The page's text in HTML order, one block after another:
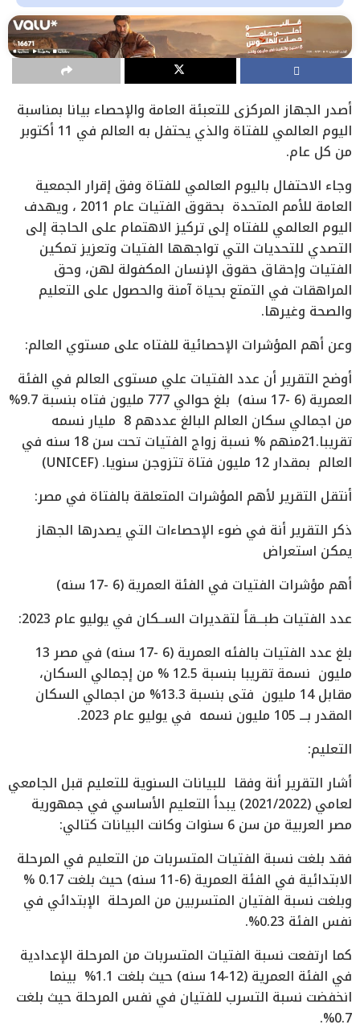
أصدر الجهاز المركزي للتعبئة العامة والإحصاء بيانا بمناسبة
اليوم العالمي للفتاة والذي يحتفل به العالم في 11 أكتوبر
من كل عام.
وجاء الاحتفال باليوم العالمي للفتاة وفق إقرار الجمعية
العامة للأمم المتحدة بحقوق الفتيات عام 2011 ، ويهدف
اليوم العالمي للفتاه إلى تركيز الاهتمام على الحاجة إلى
التصدي للتحديات التي تواجهها الفتيات وتعزيز تمكين
الفتيات وإحقاق حقوق الإنسان المكفولة لهن، وحق
المراهقات في التمتع بحياة آمنة والحصول على التعليم
والصحة وغيرها.
وعن أهم المؤشرات الإحصائية للفتاه على مستوي العالم:
أوضح التقرير أن عدد الفتيات علي مستوى العالم في الفئة
العمرية (6 -17 سنه) بلغ حوالي 777 مليون فتاه بنسبة 9.7%
من اجمالي سكان العالم البالغ عددهم 8 مليار نسمه
تقريبا.21منهم % نسبة زواج الفتيات تحت سن 18 سنه في
العالم بمقدار 12 مليون فتاة تتزوجن سنويا. (UNICEF)
أنتقل التقرير لأهم المؤشرات المتعلقة بالفتاة في مصر:
ذكر التقرير أنة في ضوء الإحصاءات التي يصدرها الجهاز
يمكن استعراض
أهم مؤشرات الفتيات في الفئة العمرية (6 -17 سنه)
عدد الفتيات طبـــقاً لتقديرات الســكان في يوليو عام 2023:
بلغ عدد الفتيات بالفئه العمرية (6 -17 سنه) في مصر 13
مليون نسمة تقريبا بنسبة 12.5 % من إجمالي السكان،
مقابل 14 مليون فتى بنسبة 13.3% من اجمالي السكان
المقدر بـــ 105 مليون نسمه في يوليو عام 2023.
التعليم:
أشار التقرير أنة وفقا للبيانات السنوية للتعليم قبل الجامعي
لعامي (2021/2022) يبدأ التعليم الأساسي في جمهورية
مصر العربية من سن 6 سنوات وكانت البيانات كتالي:
فقد بلغت نسبة الفتيات المتسربات من التعليم في المرحلة
الابتدائية في الفئة العمرية (6-11 سنه) حيث بلغت 0.17 %
وبلغت نسبة الفتيان المتسربين من المرحلة الإبتدائي في
نفس الفئة 0.23%.
كما ارتفعت نسبة الفتيات المتسربات من المرحلة الإعدادية
في الفئة العمرية (12-14 سنه) حيث بلغت 1.1% بينما
انخفضت نسبة التسرب للفتيان في نفس المرحلة حيث بلغت
0.7%.